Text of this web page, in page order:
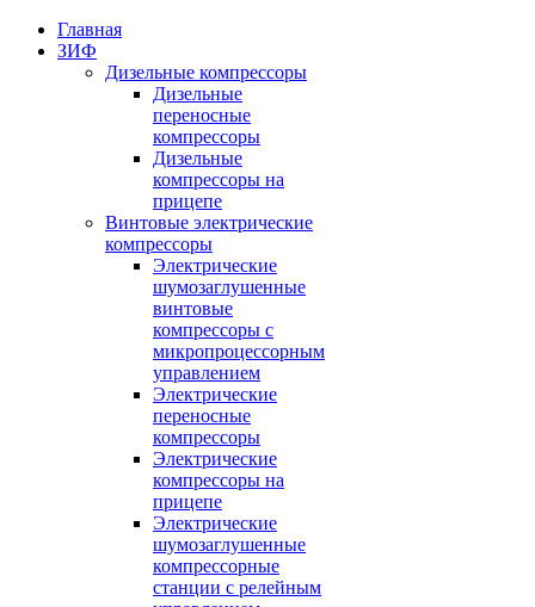
Главная
ЗИФ
Дизельные компрессоры
Дизельные
переносные
компрессоры
Дизельные
компрессоры на
прицепе
Винтовые электрические
компрессоры
Электрические
шумозаглушенные
винтовые
компрессоры с
микропроцессорным
управлением
Электрические
переносные
компрессоры
Электрические
компрессоры на
прицепе
Электрические
шумозаглушенные
компрессорные
станции с релейным